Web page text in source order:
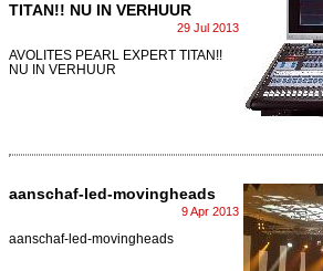
TITAN!! NU IN VERHUUR
29 Jul 2013
AVOLITES PEARL EXPERT TITAN!!
NU IN VERHUUR
aanschaf-led-movingheads
9 Apr 2013
aanschaf-led-movingheads